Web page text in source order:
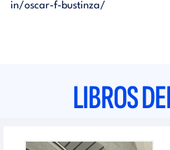
in/oscar-f-bustinza/
LIBROS